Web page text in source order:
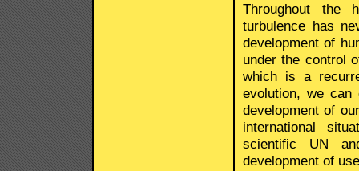
Throughout the
turbulence has
development of
under the control
which is a
evolution, we
development of
international
scientific UN
development of